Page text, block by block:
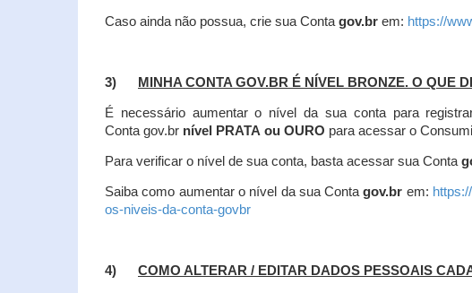
Caso ainda não possua, crie sua Conta gov.br em: https://
3) MINHA CONTA GOV.BR É NÍVEL BRONZE. O QUE
É necessário aumentar o nível da sua conta para
Conta gov.br nível PRATA ou OURO para acessar o
Para verificar o nível de sua conta, basta acessar sua Conta
Saiba como aumentar o nível da sua Contagov.br em:
os-niveis-da-conta-govbr
4) COMO ALTERAR / EDITAR DADOS PESSOAIS